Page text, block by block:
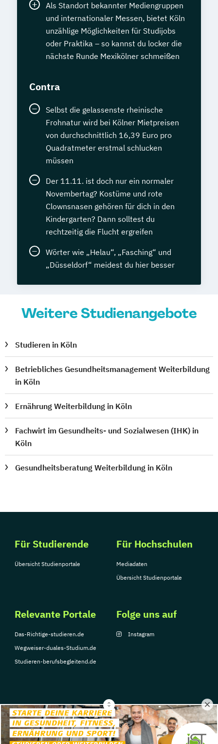
Als Standort bekannter Mediengruppen
und internationaler Messen, bietet Köln
unzählige Möglichkeiten für Studijobs
oder Praktika – so kannst du locker die
nächste Runde Mexikölner schmeißen
Contra
Selbst die gelassenste rheinische
Frohnatur wird bei Kölner Mietpreisen
von durchschnittlich 16,39 Euro pro
Quadratmeter erstmal schlucken
müssen
Der 11.11. ist doch nur ein normaler
Novembertag? Kostüme und rote
Clownsnasen gehören für dich in den
Kindergarten? Dann solltest du
rechtzeitig die Flucht ergreifen
Wörter wie „Helau“, „Fasching“ und
„Düsseldorf“ meidest du hier besser
Weitere Studienangebote
Studieren in Köln
Betriebliches Gesundheitsmanagement Weiterbildung
in Köln
Ernährung Weiterbildung in Köln
Fachwirt im Gesundheits- und Sozialwesen (IHK) in
Köln
Gesundheitsberatung Weiterbildung in Köln
Für Studierende
Übersicht Studienportale
Für Hochschulen
Mediadaten
Übersicht Studienportale
Relevante Portale
Das-Richtige-studieren.de
Wegweiser-duales-Studium.de
Studieren-berufsbegleitend.de
Folge uns auf
Instagram
© Copyright 2026, TarGroup Media GmbH
Impressum
Datenschutzerklärung Nutzungsbedingungen